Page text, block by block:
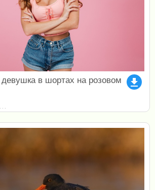
file_download
в шортах на розовом